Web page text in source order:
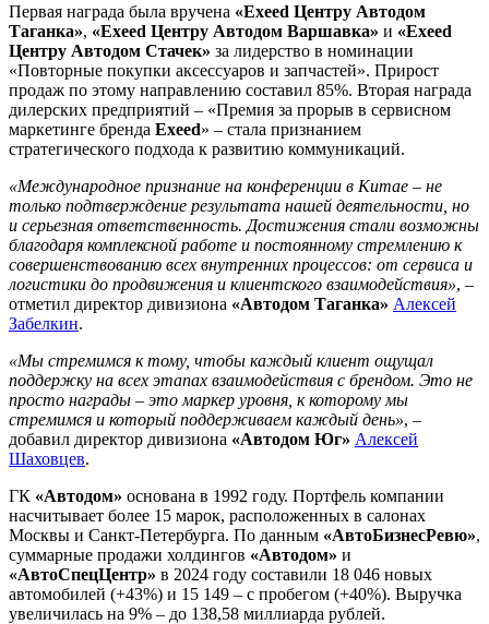
Первая награда была вручена «Exeed Центру Автодом
Таганка», «Exeed Центру Автодом Варшавка» и «Exeed
Центру Автодом Стачек» за лидерство в номинации
«Повторные покупки аксессуаров и запчастей». Прирост
продаж по этому направлению составил 85%. Вторая награда
дилерских предприятий – «Премия за прорыв в сервисном
маркетинге бренда Exeed» – стала признанием
стратегического подхода к развитию коммуникаций.
«Международное признание на конференции в Китае – не
только подтверждение результата нашей деятельности, но
и серьезная ответственность. Достижения стали возможны
благодаря комплексной работе и постоянному стремлению к
совершенствованию всех внутренних процессов: от сервиса и
логистики до продвижения и клиентского взаимодействия», –
отметил директор дивизиона «Автодом Таганка» Алексей
Забелкин.
«Мы стремимся к тому, чтобы каждый клиент ощущал
поддержку на всех этапах взаимодействия с брендом. Это не
просто награды – это маркер уровня, к которому мы
стремимся и который поддерживаем каждый день», –
добавил директор дивизиона «Автодом Юг» Алексей
Шаховцев.
ГК «Автодом» основана в 1992 году. Портфель компании
насчитывает более 15 марок, расположенных в салонах
Москвы и Санкт-Петербурга. По данным «АвтоБизнесРевю»,
суммарные продажи холдингов «Автодом» и
«АвтоСпецЦентр» в 2024 году составили 18 046 новых
автомобилей (+43%) и 15 149 – с пробегом (+40%). Выручка
увеличилась на 9% – до 138,58 миллиарда рублей.